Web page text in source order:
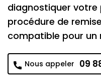
diagnostiquer votre
procédure de
compatible pour un
Nous appeler 09